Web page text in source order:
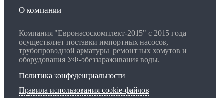
О компании
Компания "Евронасоскомплект-2015" с 2015 года
осуществляет поставки импортных насосов,
трубопроводной арматуры, ремонтных хомутов и
оборудования УФ-обеззараживания воды.
Политика конфеденциальности
Правила использования cookie-файлов